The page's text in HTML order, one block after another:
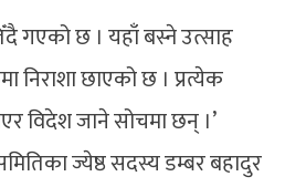
गएको छ । यहाँ बस्ने उत्साह
निराशा छाएको छ । प्रत्येक
विदेश जाने सोचमा छन् ।’
ज्येष्ठ सदस्य डम्बर बहादुर